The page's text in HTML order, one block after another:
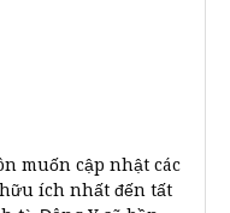
muốn cập nhật các
ích nhất đến tất